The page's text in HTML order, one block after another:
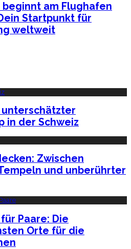
am Flughafen
Startpunkt für
weltweit
unterschätzter
in der Schweiz
Zwischen
und unberührter
Paare: Die
Orte für die